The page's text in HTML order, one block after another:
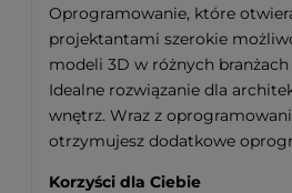
Oprogramowanie, które
projektantami szerokie
modeli 3D w różnych
Idealne rozwiązanie dla
wnętrz. Wraz z
otrzymujesz dodatkowe
Korzyści dla Ciebie